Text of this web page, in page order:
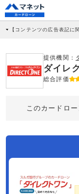
【コンテンツの広告表記に
社に対して企業から紹介報酬
商品を根拠なくPRするもの
どに基づき、公平性を担保し
>提携企業一覧
提供機関：
ダイレ
総合評価
このカードロ